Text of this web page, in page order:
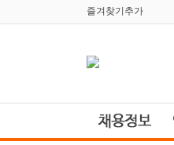
즐겨찾기추가